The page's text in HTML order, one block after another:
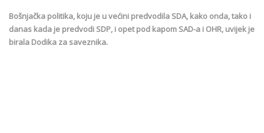
Bošnjačka politika, koju je u većini predvodila SDA, kako onda, tako i
danas kada je predvodi SDP, i opet pod kapom SAD-a i OHR, uvijek je
birala Dodika za saveznika.